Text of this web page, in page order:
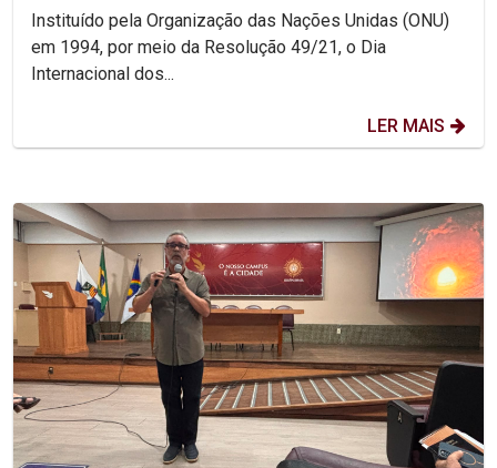
Instituído pela Organização das Nações Unidas (ONU)
em 1994, por meio da Resolução 49/21, o Dia
Internacional dos...
LER MAIS